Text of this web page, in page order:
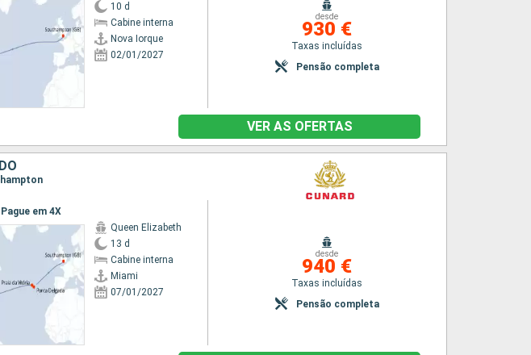
10 d
Cabine interna
Nova Iorque
02/01/2027
desde
930 €
Taxas incluídas
Pensão completa
VER AS OFERTAS
Pague em 4X
Queen Elizabeth
13 d
Cabine interna
Miami
07/01/2027
desde
940 €
Taxas incluídas
Pensão completa